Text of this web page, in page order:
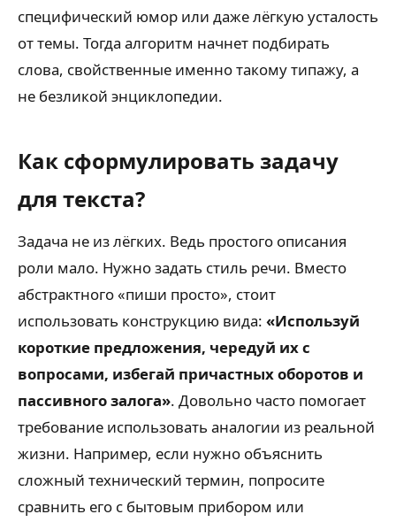
специфический юмор или даже лёгкую усталость
от темы. Тогда алгоритм начнет подбирать
слова, свойственные именно такому типажу, а
не безликой энциклопедии.
Как сформулировать задачу
для текста?
Задача не из лёгких. Ведь простого описания
роли мало. Нужно задать стиль речи. Вместо
абстрактного «пиши просто», стоит
использовать конструкцию вида: «Используй
короткие предложения, чередуй их с
вопросами, избегай причастных оборотов и
пассивного залога». Довольно часто помогает
требование использовать аналогии из реальной
жизни. Например, если нужно объяснить
сложный технический термин, попросите
сравнить его с бытовым прибором или